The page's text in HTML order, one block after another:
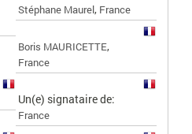
Stéphane Maurel, France
Boris MAURICETTE,
France
Un(e) signataire de:
France